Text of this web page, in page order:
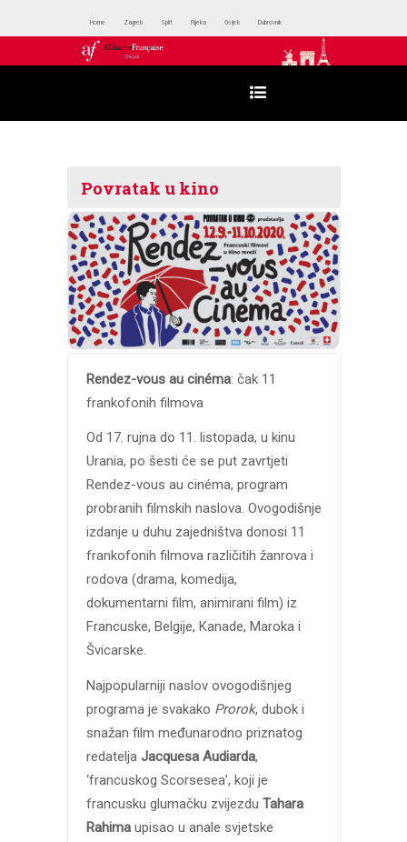
Home Zagreb Split Rijeka Osijek Dubrovnik
Povratak u kino
Rendez-vous au cinéma: čak 11
frankofonih filmova
Od 17. rujna do 11. listopada, u kinu
Urania, po šesti će se put zavrtjeti
Rendez-vous au cinéma, program
probranih filmskih naslova. Ovogodišnje
izdanje u duhu zajedništva donosi 11
frankofonih filmova različitih žanrova i
rodova (drama, komedija,
dokumentarni film, animirani film) iz
Francuske, Belgije, Kanade, Maroka i
Švicarske.
Najpopularniji naslov ovogodišnjeg
programa je svakako Prorok, dubok i
snažan film međunarodno priznatog
redatelja Jacquesa Audiarda,
‘francuskog Scorsesea’, koji je
francusku glumačku zvijezdu Tahara
Rahimaupisao u anale svjetske